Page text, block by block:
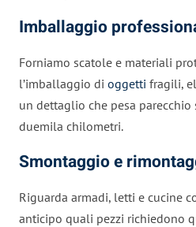
Imballaggio
Forniamo scatole e materiali
l’imballaggio di oggetti fragili,
un dettaglio che pesa
duemila chilometri.
Smontaggio e
Riguarda armadi, letti e cucine
anticipo quali pezzi richiedono